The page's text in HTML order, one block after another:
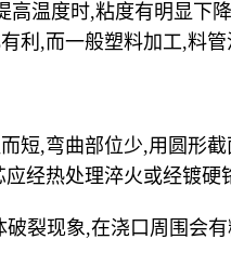
高温度时,粘度有明显
利,而一般塑料加工,料
短,弯曲部位少,用圆形
经热处理淬火或经镀硬
裂现象,在浇口周围会